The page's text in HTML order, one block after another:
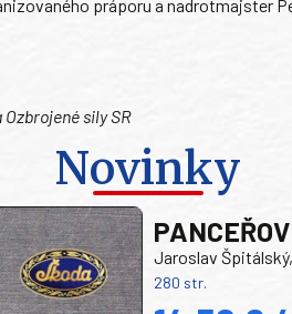
práporu a nadrotmajster
sily SR
Novinky
Jaroslav
280 str.